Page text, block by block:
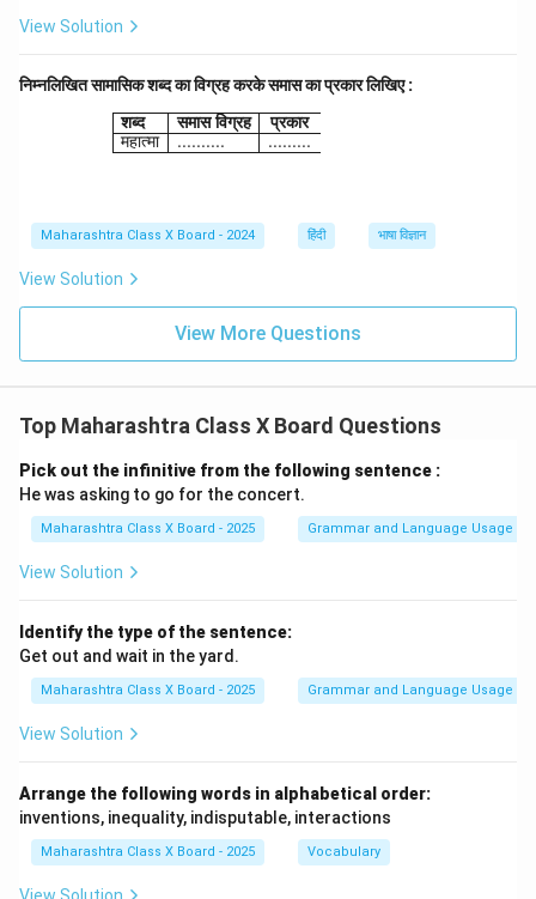
View Solution
निम्नलिखित सामासिक शब्द का विग्रह करके समास का प्रकार लिखिए :
\begin{array}{|l|l|} \hline \textbf{शब्द} &
शब्द
महात्मा
समास विग्रह
..........
प्रकार
.........
Maharashtra Class X Board - 2024 हिंदी भाषा विज्ञान
View Solution
View More Questions
Top Maharashtra Class X Board Questions
Pick out the infinitive from the following sentence :
He was asking to go for the concert.
Maharashtra Class X Board - 2025 Grammar and Language Usage
View Solution
Identify the type of the sentence:
Get out and wait in the yard.
Maharashtra Class X Board - 2025 Grammar and Language Usage
View Solution
Arrange the following words in alphabetical order:
inventions, inequality, indisputable, interactions
Maharashtra Class X Board - 2025 Vocabulary